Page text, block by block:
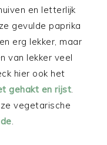
en letterlijk
gevulde paprika
erg lekker, maar
van lekker veel
hier ook het
gehakt en rijst.
vegetarische
.